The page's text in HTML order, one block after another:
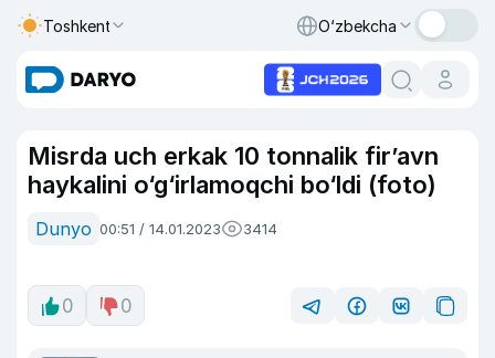
Toshkent O‘zbekcha
Misrda uch erkak 10 tonnalik fir’avn
haykalini o‘g‘irlamoqchi bo‘ldi (foto)
Dunyo 00:51 / 14.01.2023 3414
0 0